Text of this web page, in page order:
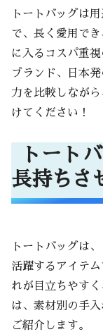
トートバッグは
で、長く愛用で
に入るコスパ重
ブランド、日本
力を比較しなが
けてください！
トート
長持ちさ
トートバッグは
活躍するアイテ
れが目立ちやす
は、素材別の手
ご紹介します。